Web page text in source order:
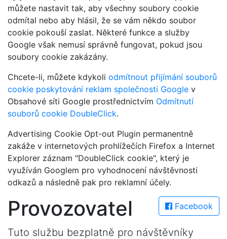
můžete nastavit tak, aby všechny soubory cookie
odmítal nebo aby hlásil, že se vám někdo soubor
cookie pokouší zaslat. Některé funkce a služby
Google však nemusí správně fungovat, pokud jsou
soubory cookie zakázány.
Chcete-li, můžete kdykoli odmítnout přijímání souborů
cookie poskytování reklam společnosti Google v
Obsahové síti Google prostřednictvím Odmítnutí
souborů cookie DoubleClick.
Advertising Cookie Opt-out Plugin permanentně
zakáže v internetových prohlížečích Firefox a Internet
Explorer záznam "DoubleClick cookie", který je
využíván Googlem pro vyhodnocení návštěvnosti
odkazů a následně pak pro reklamní účely.
Facebook
Provozovatel
Tuto službu bezplatně pro návštěvníky